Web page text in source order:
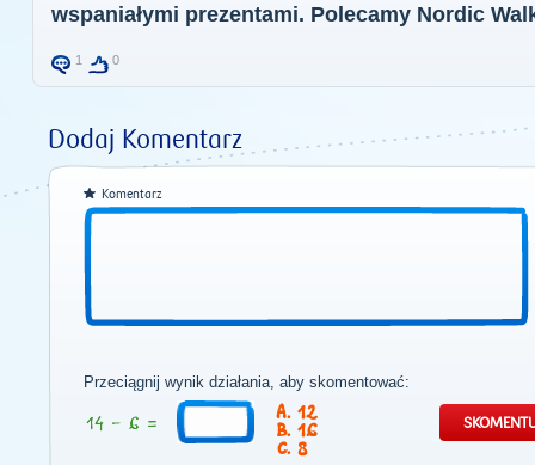
wspaniałymi prezentami. Polecamy Nordic
1 0
Dodaj Komentarz
Komentarz
Przeciągnij wynik działania, aby skomentować:
12
16
8